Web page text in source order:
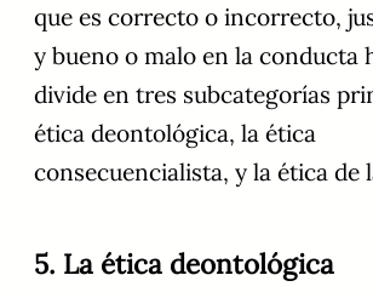
que es correcto o incorrecto,
y bueno o malo en la conducta
divide en tres subcategorías
ética deontológica, la ética
consecuencialista, y la ética de
5. La ética deontológica